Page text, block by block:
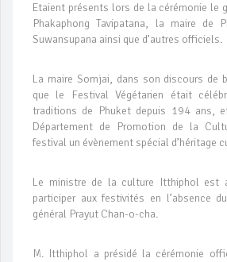
Etaient présents lors de la cérémonie le
Phakaphong Tavipatana, la maire de
Suwansupana ainsi que d’autres officiels.
La maire Somjai, dans son discours de
que le Festival Végétarien était
traditions de Phuket depuis 194 ans,
Département de Promotion de la
festival un évènement spécial d’héritage
Le ministre de la culture Itthiphol est
participer aux festivités en l’absence
général Prayut Chan-o-cha.
M. Itthiphol a présidé la cérémonie